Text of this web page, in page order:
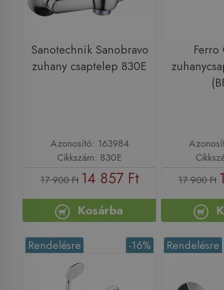
Sanotechnik Sanobravo
zuhany csaptelep 830E
Azonosító: 163984
Cikkszám: 830E
17 900 Ft 14 857 Ft
Kosárba
17 900 Ft
-16%
Rendelésre Rendelésre